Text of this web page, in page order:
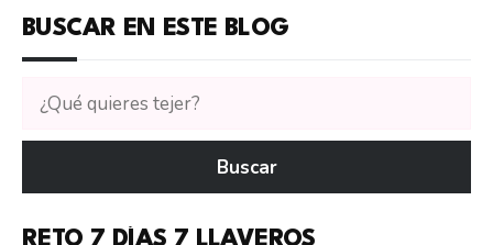
BUSCAR EN ESTE BLOG
Buscar
tutoriales
en
Buscar
RETO 7 DÍAS 7 LLAVEROS